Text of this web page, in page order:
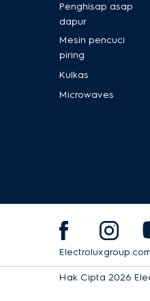
Penghisap asap
dapur
Mesin pencuci
piring
Kulkas
Microwaves
Electroluxgroup.com
Hak Cipta 2026